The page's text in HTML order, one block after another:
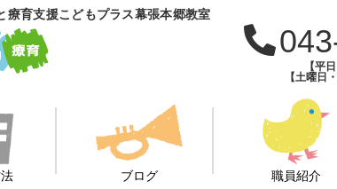
育支援こどもプラス幕張本郷教室
【平
【土曜日
ブログ 職員紹介